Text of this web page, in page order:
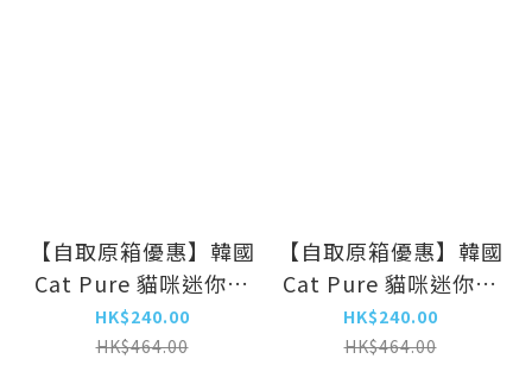
【自取原箱優惠】韓國
Cat Pure 貓咪迷你主
食罐 雞胸肉 & 三文魚
30g×6 (CP-
HK$240.00
HK$464.00
【自取原箱優惠】韓國
Cat Pure 貓咪迷你主
食罐 雞胸肉 & 鵪鶉 &
牛肉 30g×6 (CP-
HK$240.00
HK$464.00